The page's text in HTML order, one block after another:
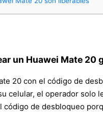
un Huawei Mate 20
20 con el código de
celular, el operador solo
de desbloqueo